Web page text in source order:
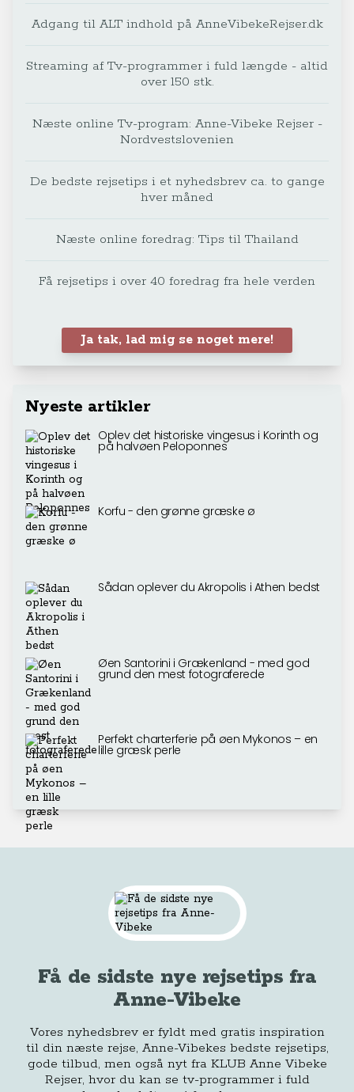
Adgang til ALT indhold på AnneVibekeRejser.dk
Streaming af Tv-programmer i fuld længde - altid
over 150 stk.
Næste online Tv-program: Anne-Vibeke Rejser -
Nordvestslovenien
De bedste rejsetips i et nyhedsbrev ca. to gange
hver måned
Næste online foredrag: Tips til Thailand
Få rejsetips i over 40 foredrag fra hele verden
Ja tak, lad mig se noget mere!
Nyeste artikler
Oplev det historiske vingesus i Korinth og
på halvøen Peloponnes
Korfu - den grønne græske ø
Sådan oplever du Akropolis i Athen bedst
Øen Santorini i Grækenland - med god
grund den mest fotograferede
Perfekt charterferie på øen Mykonos – en
lille græsk perle
Få de sidste nye rejsetips fra
Anne-Vibeke
Vores nyhedsbrev er fyldt med gratis inspiration
til din næste rejse, Anne-Vibekes bedste rejsetips,
gode tilbud, men også nyt fra KLUB Anne Vibeke
Rejser, hvor du kan se tv-programmer i fuld